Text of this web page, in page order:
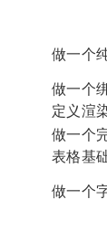
做一个
做一个
定义渲染
做一个
表格基
做一个